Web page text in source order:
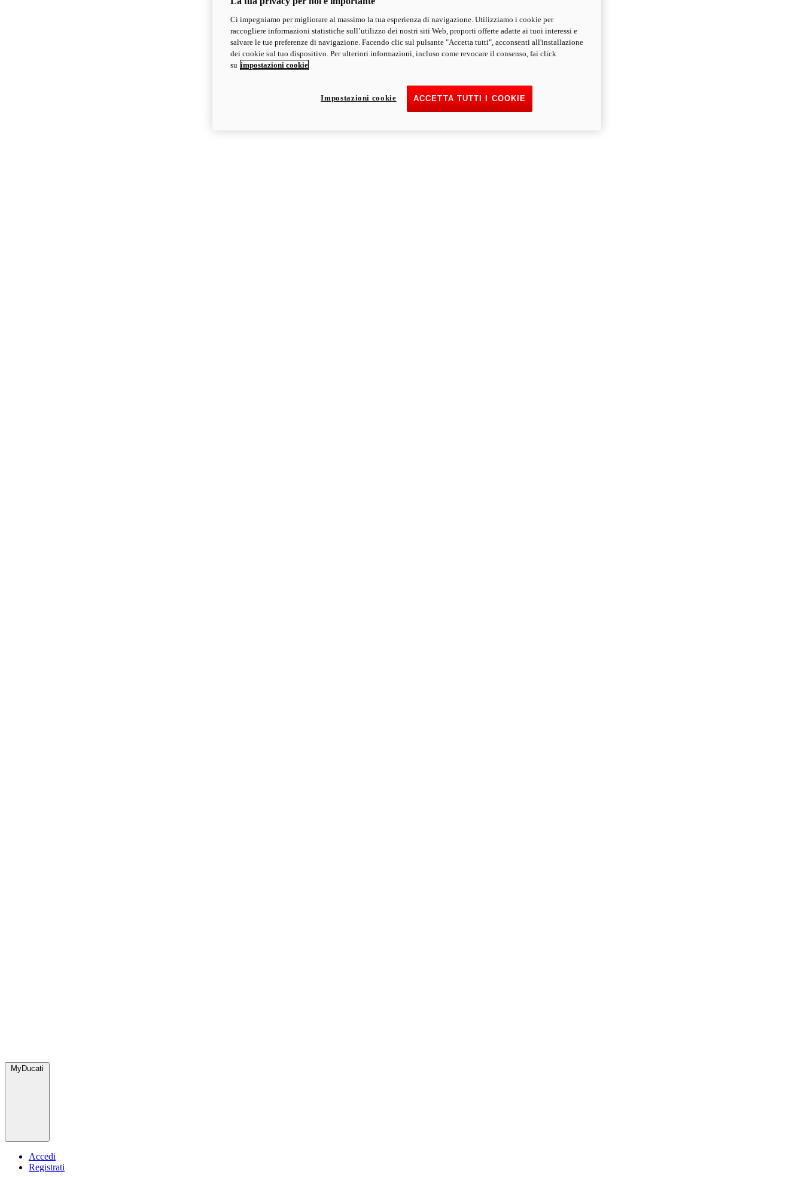
MyDucati
Accedi
Registrati
Ci impegniamo per migliorare al massimo la tua esperienza di navigazione. Utilizziamo i cookie per
raccogliere informazioni statistiche sull’utilizzo dei nostri siti Web, proporti offerte adatte ai tuoi interessi e
salvare le tue preferenze di navigazione. Facendo clic sul pulsante "Accetta tutti", acconsenti all'installazione
dei cookie sul tuo dispositivo. Per ulteriori informazioni, incluso come revocare il consenso, fai click
su impostazioni cookie
ACCETTA TUTTI I COOKIE
Impostazioni cookie